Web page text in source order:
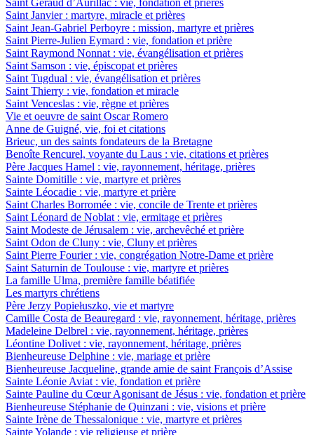
Saint Janvier : martyre, miracle et prières
Saint Jean-Gabriel Perboyre : mission, martyre et prières
Saint Pierre-Julien Eymard : vie, fondation et prière
Saint Raymond Nonnat : vie, évangélisation et prières
Saint Samson : vie, épiscopat et prières
Saint Tugdual : vie, évangélisation et prières
Saint Thierry : vie, fondation et miracle
Saint Venceslas : vie, règne et prières
Vie et oeuvre de saint Oscar Romero
Anne de Guigné, vie, foi et citations
Brieuc, un des saints fondateurs de la Bretagne
Benoîte Rencurel, voyante du Laus : vie, citations et prières
Père Jacques Hamel : vie, rayonnement, héritage, prières
Sainte Domitille : vie, martyre et prières
Sainte Léocadie : vie, martyre et prière
Saint Charles Borromée : vie, concile de Trente et prières
Saint Léonard de Noblat : vie, ermitage et prières
Saint Modeste de Jérusalem : vie, archevêché et prière
Saint Odon de Cluny : vie, Cluny et prières
Saint Pierre Fourier : vie, congrégation Notre-Dame et prière
Saint Saturnin de Toulouse : vie, martyre et prières
La famille Ulma, première famille béatifiée
Les martyrs chrétiens
Père Jerzy Popiełuszko, vie et martyre
Camille Costa de Beauregard : vie, rayonnement, héritage, prières
Madeleine Delbrel : vie, rayonnement, héritage, prières
Léontine Dolivet : vie, rayonnement, héritage, prières
Bienheureuse Delphine : vie, mariage et prière
Bienheureuse Jacqueline, grande amie de saint François d’Assise
Sainte Léonie Aviat : vie, fondation et prière
Sainte Pauline du Cœur Agonisant de Jésus : vie, fondation et prière
Bienheureuse Stéphanie de Quinzani : vie, visions et prière
Sainte Irène de Thessalonique : vie, martyre et prières
Sainte Yolande : vie religieuse et prière